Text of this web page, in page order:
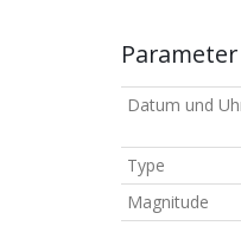
Datum und
Type
Magnitude